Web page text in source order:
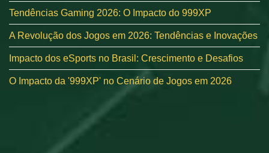
Tendências Gaming 2026: O Impacto do 999XP
A Revolução dos Jogos em 2026: Tendências e Inovações
Impacto dos eSports no Brasil: Crescimento e Desafios
O Impacto da '999XP' no Cenário de Jogos em 2026